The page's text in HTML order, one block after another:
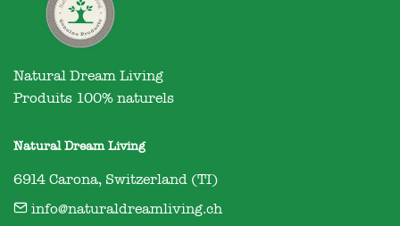
Natural Dream Living
Produits 100% naturels
Natural Dream Living
6914 Carona, Switzerland (TI)
info@naturaldreamliving.ch